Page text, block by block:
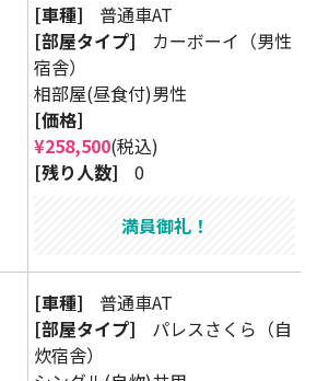
[車種]
普通車AT
[部屋タイプ]
カーボーイ（男性
宿舎）
相部屋(昼食付)男性
[価格]
¥258,500(税込)
[残り人数]
0
満員御礼！
[車種]
普通車AT
[部屋タイプ]
パレスさくら（自
炊宿舎）